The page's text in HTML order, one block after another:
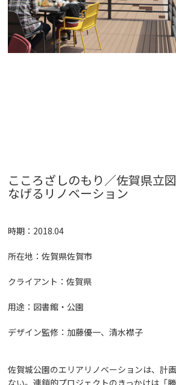
こころざしのもり／佐賀県立
なげるリノベーション
時期：2018.04
所在地：佐賀県佐賀市
クライアント：佐賀県
用途：図書館・公園
デザイン監修：加藤優一、清水襟子
佐賀城公園のエリアリノベーションは、計
ない。連鎖的プロジェクトのきっかけは「